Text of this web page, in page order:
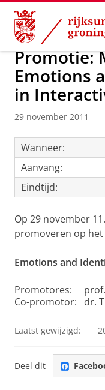
Skip
Content
Skip
Navigation
Over ons Actueel
Promotie:
Emotions
in
29 november 2011
Wanneer:
Aanvang:
Eindtijd:
Op 29 november
promoveren op
Emotions and
Promotores:
Co-promotor: dr.
Laatst gewijzigd:
Deel dit